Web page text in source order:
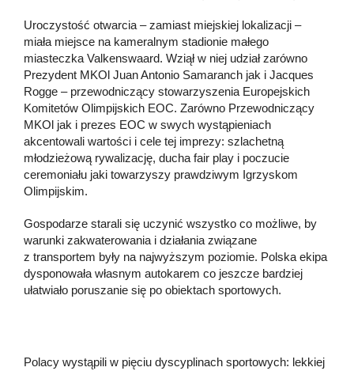
Uroczystość otwarcia – zamiast miejskiej lokalizacji –
miała miejsce na kameralnym stadionie małego
miasteczka Valkenswaard. Wziął w niej udział zarówno
Prezydent MKOl Juan Antonio Samaranch jak i Jacques
Rogge – przewodniczący stowarzyszenia Europejskich
Komitetów Olimpijskich EOC. Zarówno Przewodniczący
MKOl jak i prezes EOC w swych wystąpieniach
akcentowali wartości i cele tej imprezy: szlachetną
młodzieżową rywalizację, ducha fair play i poczucie
ceremoniału jaki towarzyszy prawdziwym Igrzyskom
Olimpijskim.
Gospodarze starali się uczynić wszystko co możliwe, by
warunki zakwaterowania i działania związane
z transportem były na najwyższym poziomie. Polska ekipa
dysponowała własnym autokarem co jeszcze bardziej
ułatwiało poruszanie się po obiektach sportowych.
Polacy wystąpili w pięciu dyscyplinach sportowych: lekkiej